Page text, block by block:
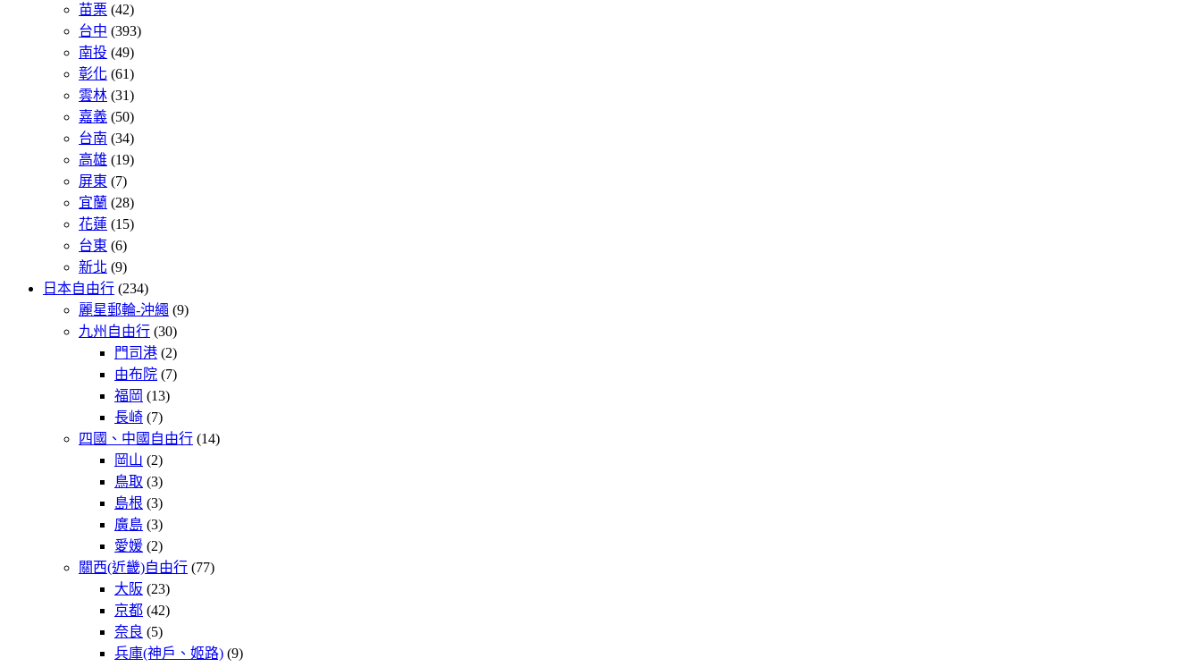
苗栗 (42)
台中 (393)
南投 (49)
彰化 (61)
雲林 (31)
嘉義 (50)
台南 (34)
高雄 (19)
屏東 (7)
宜蘭 (28)
花蓮 (15)
台東 (6)
新北 (9)
日本自由行 (234)
麗星郵輪-沖繩 (9)
九州自由行 (30)
門司港 (2)
由布院 (7)
福岡 (13)
長崎 (7)
四國、中國自由行 (14)
岡山 (2)
鳥取 (3)
島根 (3)
廣島 (3)
愛媛 (2)
關西(近畿)自由行 (77)
大阪 (23)
京都 (42)
奈良 (5)
兵庫(神戶、姬路) (9)